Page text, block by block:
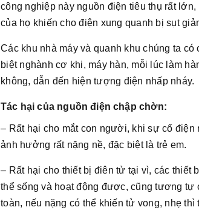
công nghiệp này nguồn điện tiêu thụ rất
của họ khiến cho điện xung quanh bị sụt
Các khu nhà máy và quanh khu chúng ta
biệt nghành cơ khi, máy hàn, mỗi lúc làm
không, dẫn đến hiện tượng điện nhấp nháy.
Tác hại của nguồn điện chập chờn:
– Rất hại cho mắt con người, khi sự cố điện
ảnh hưởng rất nặng nề, đặc biệt là trẻ em.
– Rất hại cho thiết bị điên tử tại vì, các thiết
thể sống và hoạt động được, cũng tương tự
toàn, nếu nặng có thể khiến tử vong, nhẹ